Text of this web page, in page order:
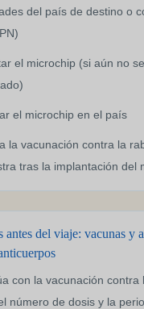
del país de destino o
el microchip (si aún no
el microchip en el país
la vacunación contra la
tras la implantación del
antes del viaje: vacunas y
con la vacunación contra
número de dosis y la